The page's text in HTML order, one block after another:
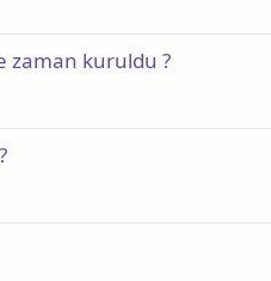
zaman kuruldu ?